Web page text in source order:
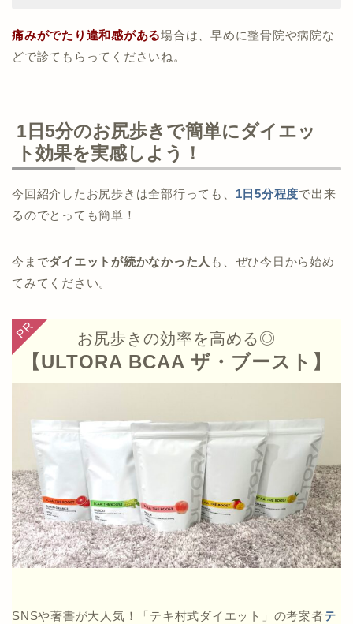
痛みがでたり違和感がある場合は、早めに整骨院や病院な
どで診てもらってくださいね。
1日5分のお尻歩きで簡単にダイエッ
ト効果を実感しよう！
今回紹介したお尻歩きは全部行っても、 1日5分程度で出来
るのでとっても簡単！
今までダイエットが続かなかった人 も、ぜひ今日から始め
てみてください。
お尻歩きの効率を高める◎
【ULTORA BCAA ザ・ブースト】
SNSや著書が大人気！「テキ村式ダイエット」の考案者テ